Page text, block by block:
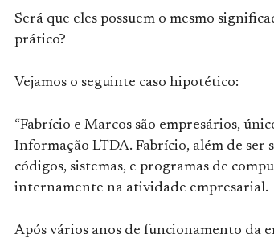
Será que eles possuem o mesmo
prático?
Vejamos o seguinte caso hipotético:
“Fabrício e Marcos são empresários,
Informação LTDA. Fabrício, além de ser
códigos, sistemas, e programas de
internamente na atividade empresarial.
Após vários anos de funcionamento da